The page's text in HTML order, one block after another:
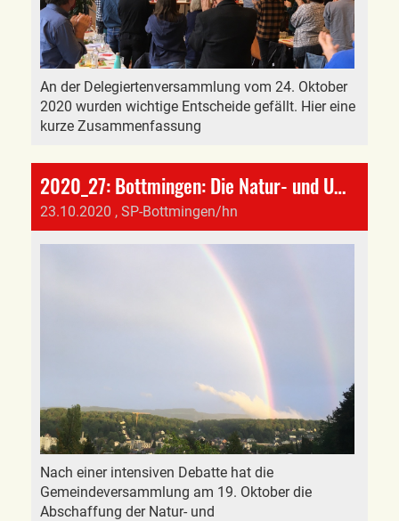
An der Delegiertenversammlung vom 24. Oktober
2020 wurden wichtige Entscheide gefällt. Hier eine
kurze Zusammenfassung
2020_27: Bottmingen: Die Natur- und Umweltkommission bleibt!
23.10.2020 , SP-Bottmingen/hn
Nach einer intensiven Debatte hat die
Gemeindeversammlung am 19. Oktober die
Abschaffung der Natur- und